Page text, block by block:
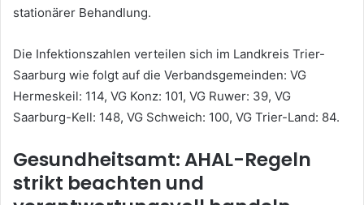
stationärer Behandlung.
Die Infektionszahlen verteilen sich im Landkreis Trier-
Saarburg wie folgt auf die Verbandsgemeinden: VG
Hermeskeil: 114, VG Konz: 101, VG Ruwer: 39, VG
Saarburg-Kell: 148, VG Schweich: 100, VG Trier-Land: 84.
Gesundheitsamt: AHAL-Regeln
strikt beachten und